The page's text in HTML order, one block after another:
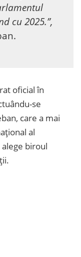
cu 2025.”,
oficial în
se
care a mai
al
biroul